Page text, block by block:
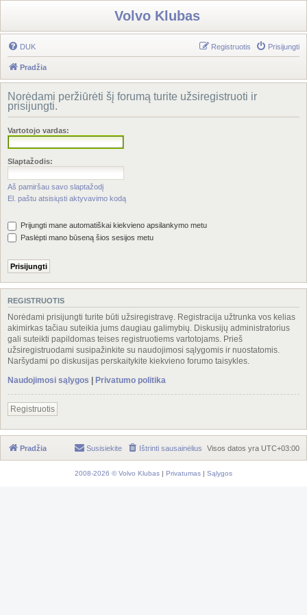
Volvo Klubas
DUK Prisijungti
Registruotis
Pradžia
Norėdami peržiūrėti šį forumą turite užsiregistruoti ir
prisijungti.
Vartotojo vardas:
Slaptažodis:
Aš pamiršau savo slaptažodį
El. paštu atsisiųsti aktyvavimo kodą
Prijungti mane automatiškai kiekvieno apsilankymo metu
Paslėpti mano būseną šios sesijos metu
REGISTRUOTIS
Norėdami prisijungti turite būti užsiregistravę. Registracija užtrunka vos kelias
akimirkas tačiau suteikia jums daugiau galimybių. Diskusijų administratorius
gali suteikti papildomas teises registruotiems vartotojams. Prieš
užsiregistruodami susipažinkite su naudojimosi sąlygomis ir nuostatomis.
Naršydami po diskusijas perskaitykite kiekvieno forumo taisykles.
Naudojimosi sąlygos | Privatumo politika
Registruotis
Pradžia Visos datos yra UTC+03:00
Ištrinti sausainėlius
Susisiekite
2008-2026 © Volvo Klubas | Privatumas | Sąlygos